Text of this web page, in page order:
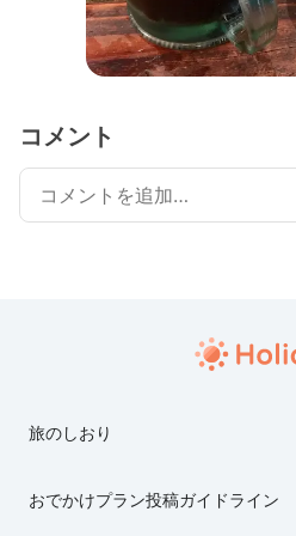
コメント
旅のしおり
おでかけプラン投稿ガイドライン